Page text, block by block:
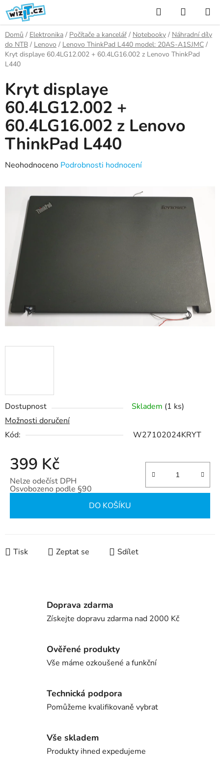
Přejít
na
obsah
Hledat
KOŠÍK
Domů / Elektronika / Počítače a kancelář / Notebooky / Náhradní díly
do NTB / Lenovo / Lenovo ThinkPad L440 model: 20AS-A1SJMC /
Kryt displaye 60.4LG12.002 + 60.4LG16.002 z Lenovo ThinkPad
L440
Dostupnost Skladem (1 ks)
Možnosti doručení
Kód:
W27102024KRYT
399 Kč
Nelze odečíst DPH
Osvobozeno podle §90
DO KOŠÍKU
Tisk Zeptat se Sdílet
Kryt displaye
60.4LG12.002 +
60.4LG16.002 z Lenovo
ThinkPad L440
Průměrné
hvězdiček.
Neohodnoceno Podrobnosti hodnocení
Doprava zdarma
Získejte dopravu zdarma nad 2000 Kč
Ověřené produkty
Vše máme ozkoušené a funkční
Technická podpora
Pomůžeme kvalifikovaně vybrat
Vše skladem
Produkty ihned expedujeme